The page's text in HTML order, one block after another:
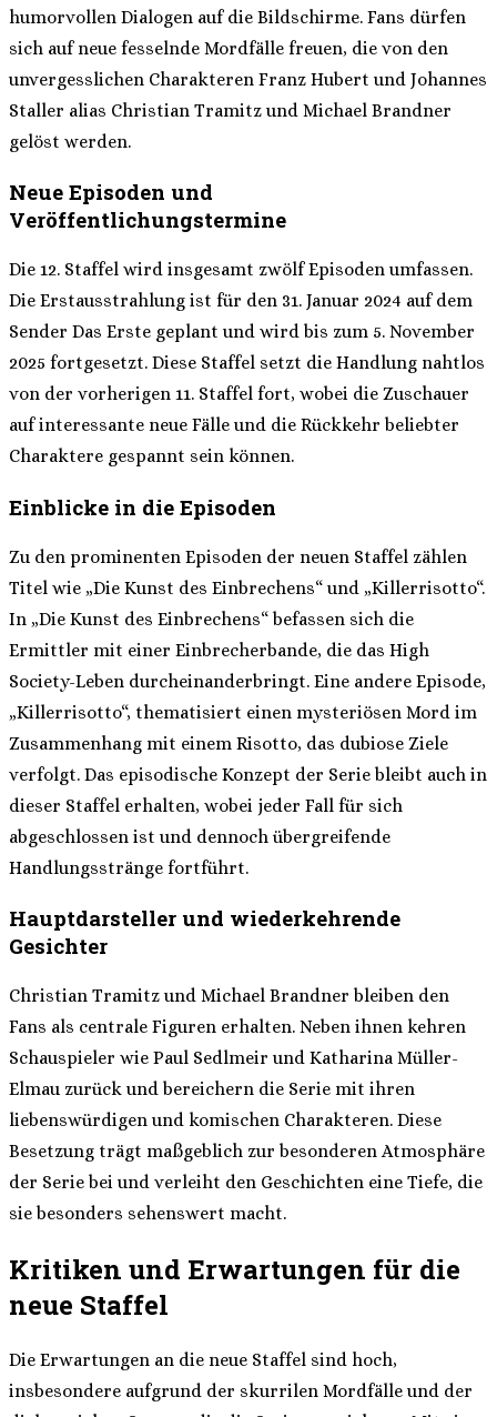
humorvollen Dialogen auf die Bildschirme. Fans dürfen
sich auf neue fesselnde Mordfälle freuen, die von den
unvergesslichen Charakteren Franz Hubert und Johannes
Staller alias Christian Tramitz und Michael Brandner
gelöst werden.
Neue Episoden und
Veröffentlichungstermine
Die 12. Staffel wird insgesamt zwölf Episoden umfassen.
Die Erstausstrahlung ist für den 31. Januar 2024 auf dem
Sender Das Erste geplant und wird bis zum 5. November
2025 fortgesetzt. Diese Staffel setzt die Handlung nahtlos
von der vorherigen 11. Staffel fort, wobei die Zuschauer
auf interessante neue Fälle und die Rückkehr beliebter
Charaktere gespannt sein können.
Einblicke in die Episoden
Zu den prominenten Episoden der neuen Staffel zählen
Titel wie „Die Kunst des Einbrechens“ und „Killerrisotto“.
In „Die Kunst des Einbrechens“ befassen sich die
Ermittler mit einer Einbrecherbande, die das High
Society-Leben durcheinanderbringt. Eine andere Episode,
„Killerrisotto“, thematisiert einen mysteriösen Mord im
Zusammenhang mit einem Risotto, das dubiose Ziele
verfolgt. Das episodische Konzept der Serie bleibt auch in
dieser Staffel erhalten, wobei jeder Fall für sich
abgeschlossen ist und dennoch übergreifende
Handlungsstränge fortführt.
Hauptdarsteller und wiederkehrende
Gesichter
Christian Tramitz und Michael Brandner bleiben den
Fans als centrale Figuren erhalten. Neben ihnen kehren
Schauspieler wie Paul Sedlmeir und Katharina Müller-
Elmau zurück und bereichern die Serie mit ihren
liebenswürdigen und komischen Charakteren. Diese
Besetzung trägt maßgeblich zur besonderen Atmosphäre
der Serie bei und verleiht den Geschichten eine Tiefe, die
sie besonders sehenswert macht.
Kritiken und Erwartungen für die
neue Staffel
Die Erwartungen an die neue Staffel sind hoch,
insbesondere aufgrund der skurrilen Mordfälle und der